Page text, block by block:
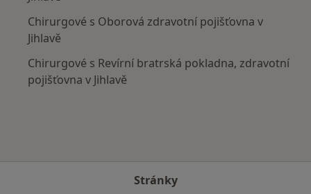
Chirurgové s Oborová zdravotní pojišťovna v
Jihlavě
Chirurgové s Revírní bratrská pokladna, zdravotní
pojišťovna v Jihlavě
Stránky